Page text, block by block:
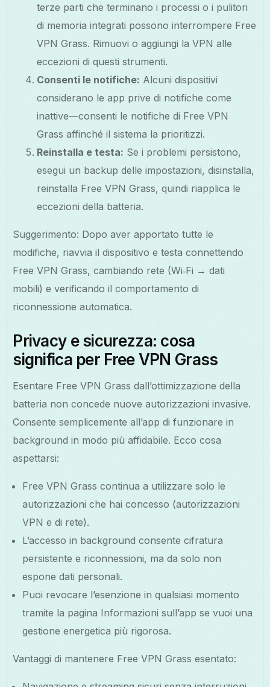
terze parti che terminano i processi o i pulitori
di memoria integrati possono interrompere Free
VPN Grass. Rimuovi o aggiungi la VPN alle
eccezioni di questi strumenti.
Consenti le notifiche: Alcuni dispositivi
considerano le app prive di notifiche come
inattive—consenti le notifiche di Free VPN
Grass affinché il sistema la prioritizzi.
Reinstalla e testa: Se i problemi persistono,
esegui un backup delle impostazioni, disinstalla,
reinstalla Free VPN Grass, quindi riapplica le
eccezioni della batteria.
Suggerimento: Dopo aver apportato tutte le
modifiche, riavvia il dispositivo e testa connettendo
Free VPN Grass, cambiando rete (Wi‑Fi → dati
mobili) e verificando il comportamento di
riconnessione automatica.
Privacy e sicurezza: cosa
significa per Free VPN Grass
Esentare Free VPN Grass dall’ottimizzazione della
batteria non concede nuove autorizzazioni invasive.
Consente semplicemente all’app di funzionare in
background in modo più affidabile. Ecco cosa
aspettarsi:
Free VPN Grass continua a utilizzare solo le
autorizzazioni che hai concesso (autorizzazioni
VPN e di rete).
L’accesso in background consente cifratura
persistente e riconnessioni, ma da solo non
espone dati personali.
Puoi revocare l’esenzione in qualsiasi momento
tramite la pagina Informazioni sull’app se vuoi una
gestione energetica più rigorosa.
Vantaggi di mantenere Free VPN Grass esentato: